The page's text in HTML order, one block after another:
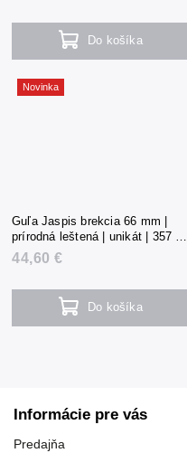
Do košíka
Novinka
Guľa Jaspis brekcia 66 mm |
prírodná leštená | unikát | 357 g |
Čína
44,60 €
Do košíka
Informácie pre vás
Predajňa